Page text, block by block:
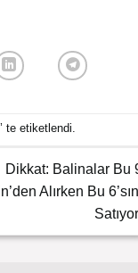
’ te etiketlendi.
Dikkat: Balinalar Bu
Alırken Bu